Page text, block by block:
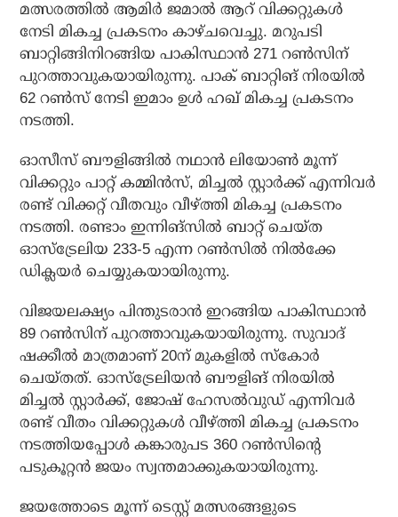
മത്സരത്തില്‍ ആമിര്‍ ജമാല്‍ ആറ് വിക്കറ്റുകള്‍
നേടി മികച്ച പ്രകടനം കാഴ്ചവെച്ചു. മറുപടി
ബാറ്റിങ്ങിനിറങ്ങിയ പാകിസ്ഥാന്‍ 271 റണ്‍സിന്
പുറത്താവുകയായിരുന്നു. പാക് ബാറ്റിങ് നിരയില്‍
62 റണ്‍സ് നേടി ഇമാം ഉള്‍ ഹഖ് മികച്ച പ്രകടനം
നടത്തി.
ഓസീസ് ബൗളിങ്ങില്‍ നഥാന്‍ ലിയോണ്‍ മൂന്ന്
വിക്കറ്റും പാറ്റ് കമ്മിന്‍സ്, മിച്ചല്‍ സ്റ്റാര്‍ക്ക് എന്നിവര്‍
രണ്ട് വിക്കറ്റ് വീതവും വീഴ്ത്തി മികച്ച പ്രകടനം
നടത്തി. രണ്ടാം ഇന്നിങ്‌സില്‍ ബാറ്റ് ചെയ്ത
ഓസ്‌ട്രേലിയ 233-5 എന്ന റണ്‍സില്‍ നില്‍ക്കേ
ഡിക്ലയര്‍ ചെയ്യുകയായിരുന്നു.
വിജയലക്ഷ്യം പിന്തുടരാന്‍ ഇറങ്ങിയ പാകിസ്ഥാന്‍
89 റണ്‍സിന് പുറത്താവുകയായിരുന്നു. സുവാദ്
ഷക്കീല്‍ മാത്രമാണ് 20ന് മുകളില്‍ സ്‌കോര്‍
ചെയ്തത്. ഓസ്‌ട്രേലിയന്‍ ബൗളിങ് നിരയില്‍
മിച്ചല്‍ സ്റ്റാര്‍ക്ക്, ജോഷ് ഹേസല്‍വുഡ് എന്നിവര്‍
രണ്ട് വീതം വിക്കറ്റുകള്‍ വീഴ്ത്തി മികച്ച പ്രകടനം
നടത്തിയപ്പോള്‍ കങ്കാരുപട 360 റണ്‍സിന്റെ
പടുകൂറ്റന്‍ ജയം സ്വന്തമാക്കുകയായിരുന്നു.
ജയത്തോടെ മൂന്ന് ടെസ്റ്റ് മത്സരങ്ങളുടെ